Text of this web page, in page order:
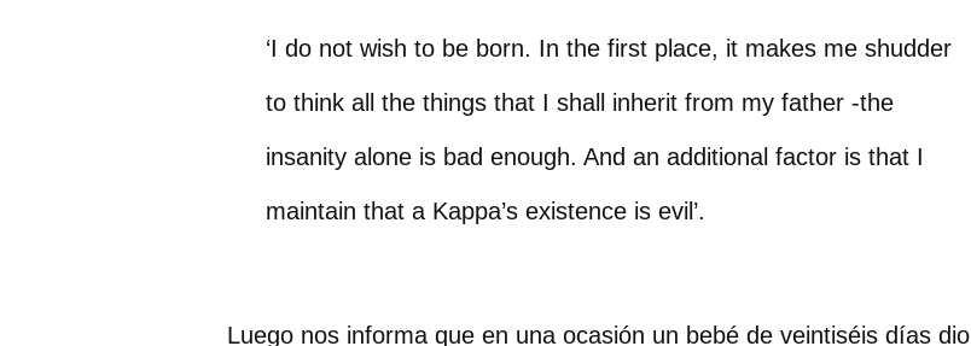
‘I do not wish to be born. In the first place, it makes me shudder
to think all the things that I shall inherit from my father -the
insanity alone is bad enough. And an additional factor is that I
maintain that a Kappa’s existence is evil’.
Luego nos informa que en una ocasión un bebé de veintiséis días dio